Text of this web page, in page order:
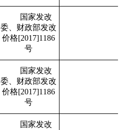
国家发改
委、财政部发改
价格[2017]1186
号
国家发改
委、财政部发改
价格[2017]1186
号
国家发改